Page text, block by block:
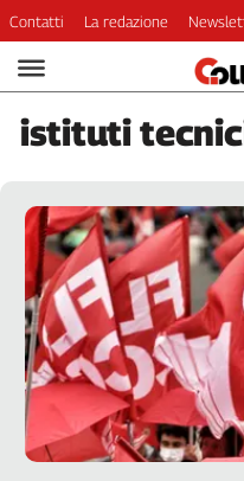
Video
Podcast
Dirette
Economia
Lavoro
Ambiente
Diritti
Welfare
Italia
Internazionale
Culture
Contatti La redazione
istituti